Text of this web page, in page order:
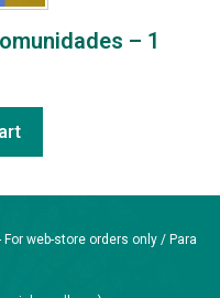
– 1
- For web-store orders only / Para